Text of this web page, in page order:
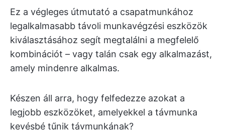
Ez a végleges útmutató a csapatmunkához
legalkalmasabb távoli munkavégzési eszközök
kiválasztásához segít megtalálni a megfelelő
kombinációt – vagy talán csak egy alkalmazást,
amely mindenre alkalmas.
Készen áll arra, hogy felfedezze azokat a
legjobb eszközöket, amelyekkel a távmunka
kevésbé tűnik távmunkának?